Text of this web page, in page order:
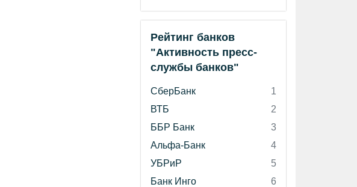
Рейтинг банков
"Активность пресс-
службы банков"
СберБанк
1
ВТБ
2
ББР Банк
3
Альфа-Банк
4
УБРиР
5
Банк Инго
6